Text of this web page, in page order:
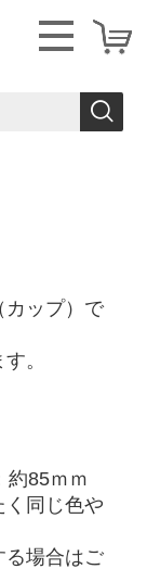
カップ）で
。
約85ｍｍ
く同じ色や
る場合はご